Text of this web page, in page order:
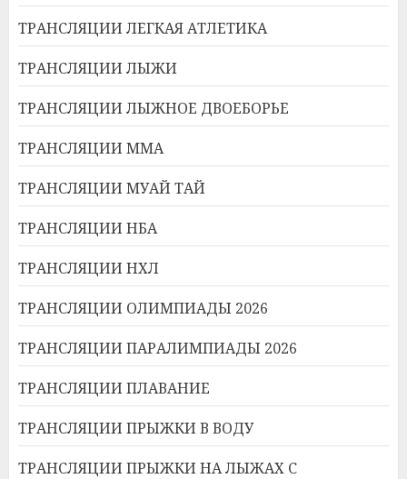
ТРАНСЛЯЦИИ ЛЕГКАЯ АТЛЕТИКА
ТРАНСЛЯЦИИ ЛЫЖИ
ТРАНСЛЯЦИИ ЛЫЖНОЕ ДВОЕБОРЬЕ
ТРАНСЛЯЦИИ ММА
ТРАНСЛЯЦИИ МУАЙ ТАЙ
ТРАНСЛЯЦИИ НБА
ТРАНСЛЯЦИИ НХЛ
ТРАНСЛЯЦИИ ОЛИМПИАДЫ 2026
ТРАНСЛЯЦИИ ПАРАЛИМПИАДЫ 2026
ТРАНСЛЯЦИИ ПЛАВАНИЕ
ТРАНСЛЯЦИИ ПРЫЖКИ В ВОДУ
ТРАНСЛЯЦИИ ПРЫЖКИ НА ЛЫЖАХ С